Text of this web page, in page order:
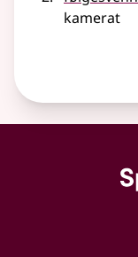
kamerat